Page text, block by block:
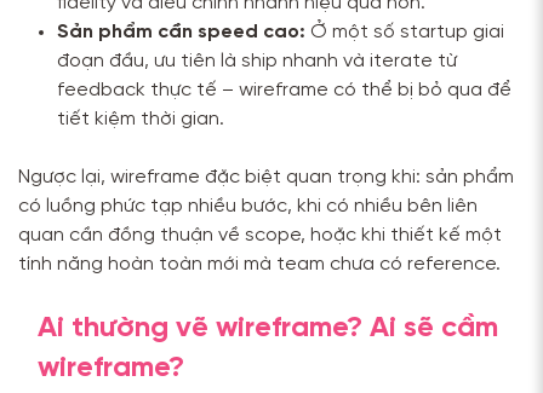
Sản phẩm cần speed cao: Ở một số startup giai
đoạn đầu, ưu tiên là ship nhanh và iterate từ
feedback thực tế – wireframe có thể bị bỏ qua để
tiết kiệm thời gian.
Ngược lại, wireframe đặc biệt quan trọng khi: sản phẩm
có luồng phức tạp nhiều bước, khi có nhiều bên liên
quan cần đồng thuận về scope, hoặc khi thiết kế một
tính năng hoàn toàn mới mà team chưa có reference.
Ai thường vẽ wireframe? Ai sẽ cầm
wireframe?